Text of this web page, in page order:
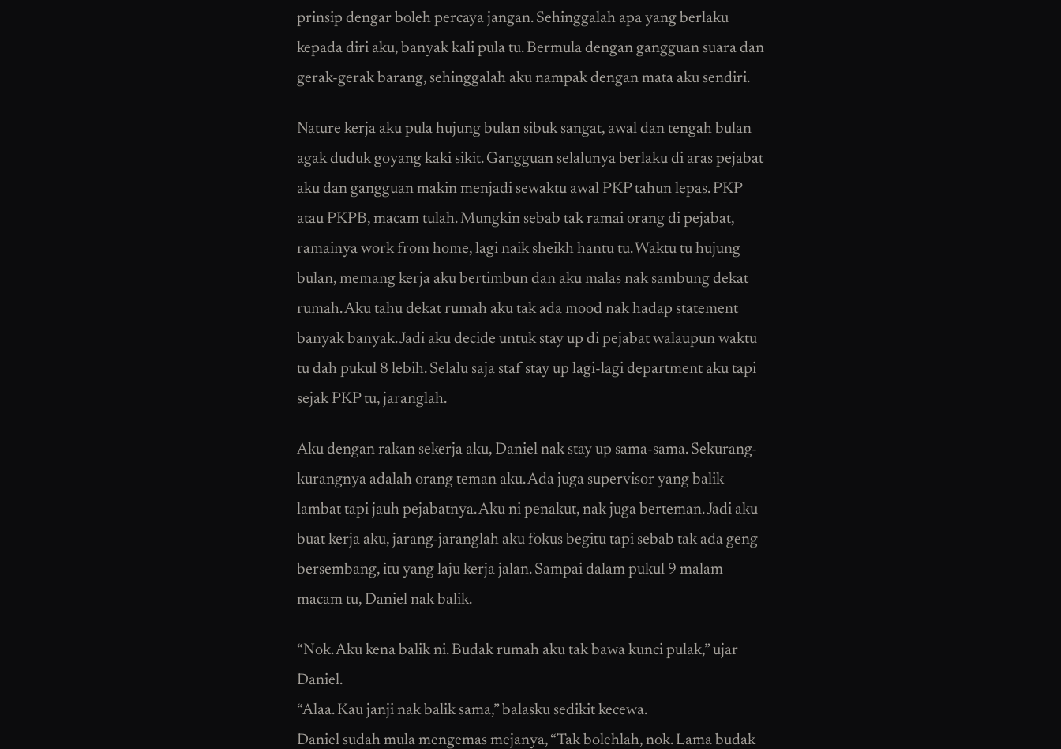
prinsip dengar boleh percaya jangan. Sehinggalah apa yang berlaku
kepada diri aku, banyak kali pula tu. Bermula dengan gangguan suara dan
gerak-gerak barang, sehinggalah aku nampak dengan mata aku sendiri.
Nature kerja aku pula hujung bulan sibuk sangat, awal dan tengah bulan
agak duduk goyang kaki sikit. Gangguan selalunya berlaku di aras pejabat
aku dan gangguan makin menjadi sewaktu awal PKP tahun lepas. PKP
atau PKPB, macam tulah. Mungkin sebab tak ramai orang di pejabat,
ramainya work from home, lagi naik sheikh hantu tu. Waktu tu hujung
bulan, memang kerja aku bertimbun dan aku malas nak sambung dekat
rumah. Aku tahu dekat rumah aku tak ada mood nak hadap statement
banyak banyak. Jadi aku decide untuk stay up di pejabat walaupun waktu
tu dah pukul 8 lebih. Selalu saja staf stay up lagi-lagi department aku tapi
sejak PKP tu, jaranglah.
Aku dengan rakan sekerja aku, Daniel nak stay up sama-sama. Sekurang-
kurangnya adalah orang teman aku. Ada juga supervisor yang balik
lambat tapi jauh pejabatnya. Aku ni penakut, nak juga berteman. Jadi aku
buat kerja aku, jarang-jaranglah aku fokus begitu tapi sebab tak ada geng
bersembang, itu yang laju kerja jalan. Sampai dalam pukul 9 malam
macam tu, Daniel nak balik.
“Nok. Aku kena balik ni. Budak rumah aku tak bawa kunci pulak,” ujar
Daniel.
“Alaa. Kau janji nak balik sama,” balasku sedikit kecewa.
Daniel sudah mula mengemas mejanya, “Tak bolehlah, nok. Lama budak